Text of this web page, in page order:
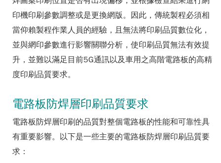
印機印刷參數調整或是更換網版。因此，傳統製程必須相
當仰賴製程作業人員的經驗，且無法將印刷品質數位化，
並與網印參數進行影響關聯分析，使印刷品質無法有效提
升，並難以滿足目前5G通訊以及車用之高階電路板的高精
度印刷品質要求。
電路板防焊層印刷品質要求
電路板防焊層印刷的品質對整個電路板的性能和可靠性具
有重要影響。以下是一些主要的電路板防焊層印刷品質要
求：